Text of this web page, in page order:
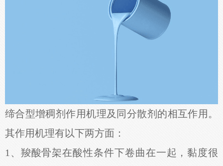
缔合型增稠剂作用机理及同分散剂的相互作用。
其作用机理有以下两方面：
1、羧酸骨架在酸性条件下卷曲在一起，黏度很